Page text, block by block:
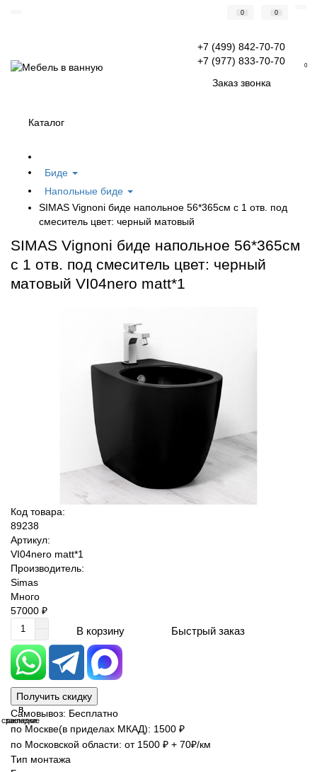
0 0
+7 (499) 842-70-70
+7 (977) 833-70-70
Заказ звонка
0
Каталог
Биде
Напольные биде
SIMAS Vignoni биде напольное 56*365см с 1 отв. под
смеситель цвет: черный матовый
SIMAS Vignoni биде напольное 56*365см
с 1 отв. под смеситель цвет: черный
матовый VI04nero matt*1
Код товара:
89238
Артикул:
VI04nero matt*1
Производитель:
Simas
Много
57000 ₽
В корзину Быстрый заказ
Получить скидку
В
закладки
В
сравнение
Самовывоз: Бесплатно
по Москве(в приделах МКАД): 1500 ₽
по Московской области: от 1500 ₽ + 70₽/км
Тип монтажа